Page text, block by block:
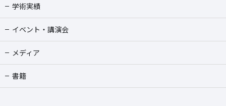
学術実績
イベント・講演会
メディア
書籍